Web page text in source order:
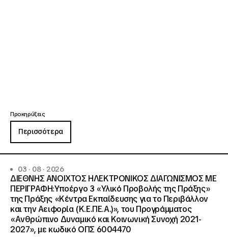
Προκηρύξεις
Περισσότερα
03 · 08 · 2026
ΔΙΕΘΝΗΣ ΑΝΟΙΧΤΟΣ ΗΛΕΚΤΡΟΝΙΚΟΣ ΔΙΑΓΩΝΙΣΜΟΣ ΜΕ
ΠΕΡΙΓΡΑΦΗ:Υποέργο 3 «Υλικό Προβολής της Πράξης»
της Πράξης «Κέντρα Εκπαίδευσης για το Περιβάλλον
και την Αειφορία (Κ.Ε.ΠΕ.Α.)», του Προγράμματος
«Ανθρώπινο Δυναμικό και Κοινωνική Συνοχή 2021-
2027», με κωδικό ΟΠΣ 6004470